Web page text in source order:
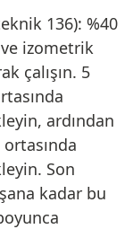
136): %40
izometrik
çalışın. 5
ardından
Son
kadar bu